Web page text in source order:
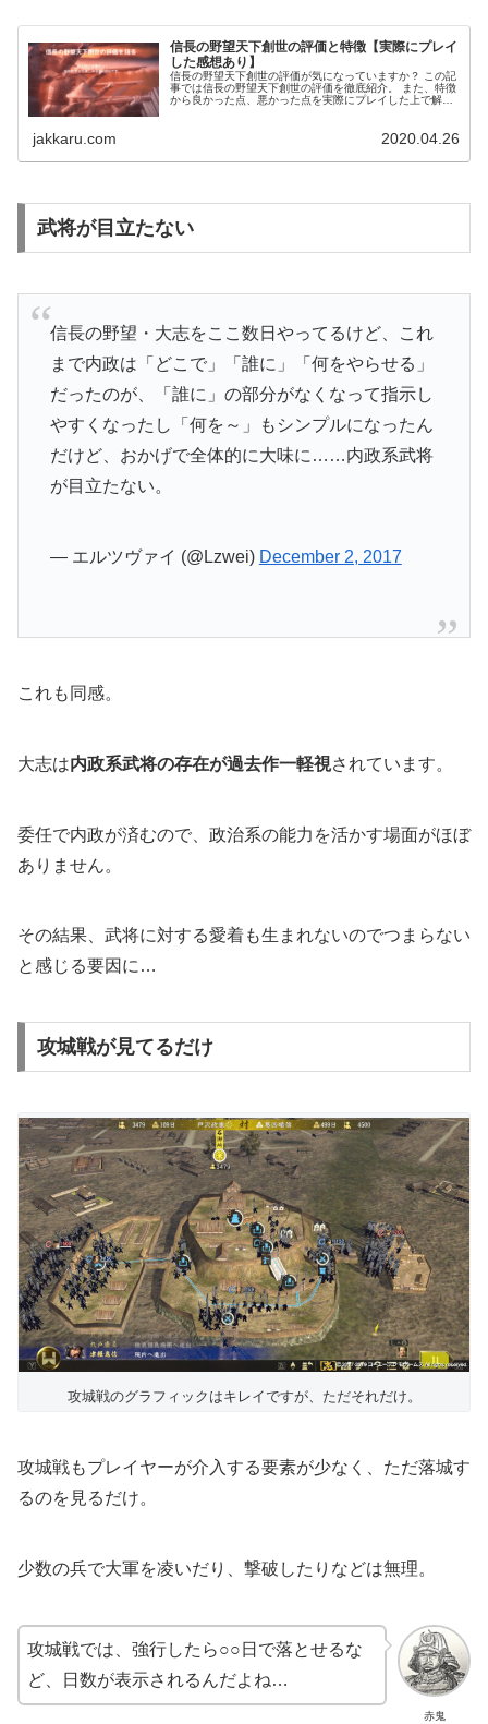
信長の野望天下創世の評価と特徴【実際にプレイ
した感想あり】
信長の野望天下創世の評価が気になっていますか？ この記
事では信長の野望天下創世の評価を徹底紹介。 また、特徴
から良かった点、悪かった点を実際にプレイした上で解
jakkaru.com 2020.04.26
武将が目立たない
信長の野望・大志をここ数日やってるけど、これ
まで内政は「どこで」「誰に」「何をやらせる」
だったのが、「誰に」の部分がなくなって指示し
やすくなったし「何を～」もシンプルになったん
だけど、おかげで全体的に大味に……内政系武将
が目立たない。
— エルツヴァイ (@Lzwei) December 2, 2017
これも同感。
大志は内政系武将の存在が過去作一軽視されています。
委任で内政が済むので、政治系の能力を活かす場面がほぼ
ありません。
その結果、武将に対する愛着も生まれないのでつまらない
と感じる要因に…
攻城戦が見てるだけ
攻城戦のグラフィックはキレイですが、ただそれだけ。
攻城戦もプレイヤーが介入する要素が少なく、ただ落城す
るのを見るだけ。
少数の兵で大軍を凌いだり、撃破したりなどは無理。
赤鬼
攻城戦では、強行したら○○日で落とせるな
ど、日数が表示されるんだよね…